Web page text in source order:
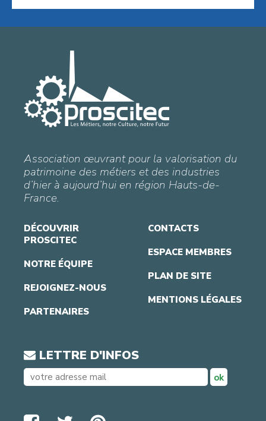
Association œuvrant pour la valorisation du
patrimoine des métiers et des industries
d’hier à aujourd’hui en région Hauts-de-
France.
DÉCOUVRIR
PROSCITEC
NOTRE ÉQUIPE
REJOIGNEZ-NOUS
PARTENAIRES
CONTACTS
ESPACE MEMBRES
PLAN DE SITE
MENTIONS LÉGALES
LETTRE D'INFOS